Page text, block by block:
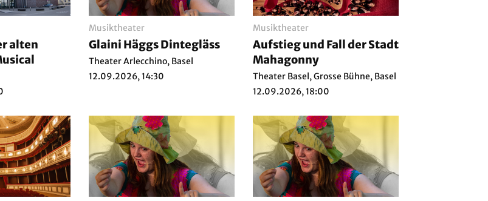
alten
Musiktheater
Glaini Häggs Dintegläss
Theater Arlecchino, Basel
12.09.2026, 14:30
Musiktheater
Aufstieg und Fall der Stadt
Mahagonny
Theater Basel, Grosse Bühne, Basel
12.09.2026, 18:00